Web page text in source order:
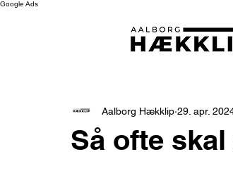
Google Ads
Så ofte
Aalborg Hækklip 29. apr.